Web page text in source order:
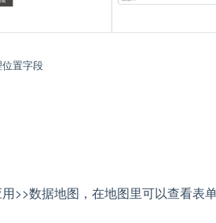
置字段
>>数据地图，在地图里可以查看表